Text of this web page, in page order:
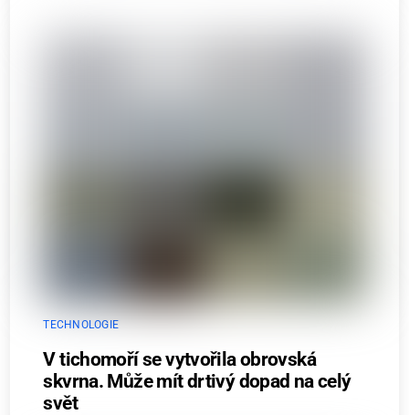
TECHNOLOGIE
V tichomoří se vytvořila obrovská
skvrna. Může mít drtivý dopad na celý
svět